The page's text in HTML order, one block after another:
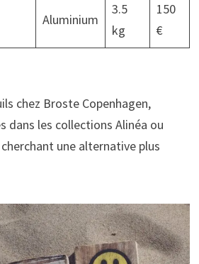
Aluminium
3.5
kg
150
€
chez Broste Copenhagen,
dans les collections Alinéa ou
une alternative plus